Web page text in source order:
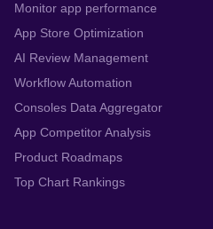
Monitor app performance
App Store Optimization
AI Review Management
Workflow Automation
Consoles Data Aggregator
App Competitor Analysis
Product Roadmaps
Top Chart Rankings